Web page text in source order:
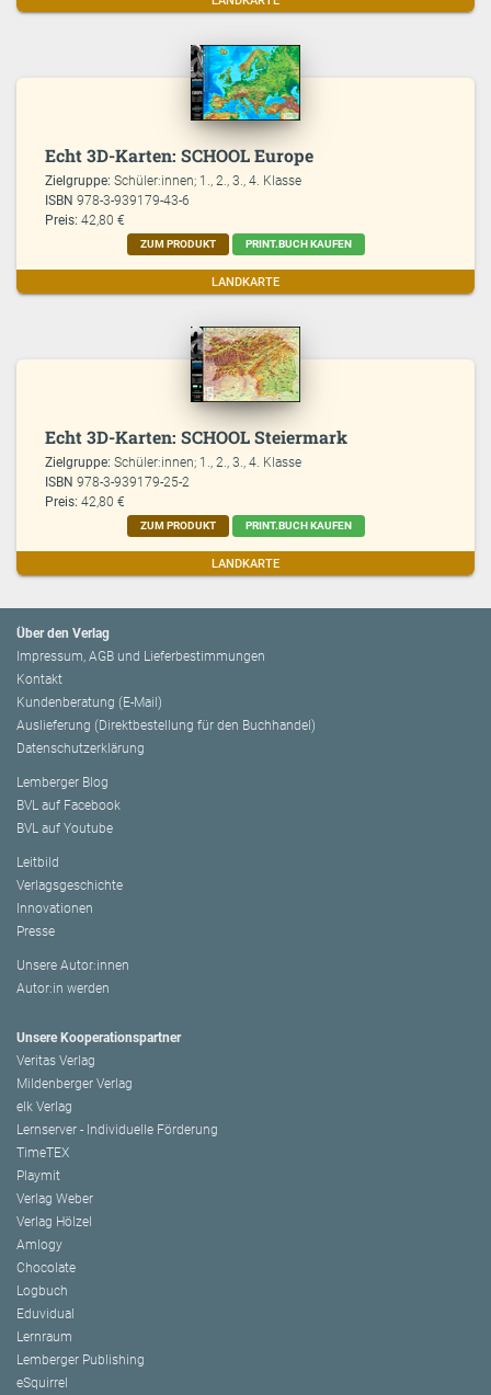
Echt 3D-Karten: SCHOOL Europe
Zielgruppe:Schüler:innen; 1., 2., 3., 4. Klasse
ISBN978-3-939179-43-6
Preis: 42,80 €
ZUM PRODUKT PRINT.BUCH KAUFEN
LANDKARTE
Echt 3D-Karten: SCHOOL Steiermark
Zielgruppe:Schüler:innen; 1., 2., 3., 4. Klasse
ISBN978-3-939179-25-2
Preis: 42,80 €
ZUM PRODUKT PRINT.BUCH KAUFEN
LANDKARTE
Über den Verlag
Impressum, AGB und Lieferbestimmungen
Kontakt
Kundenberatung (E-Mail)
Auslieferung (Direktbestellung für den Buchhandel)
Datenschutzerklärung
Lemberger Blog
BVL auf Facebook
BVL auf Youtube
Leitbild
Verlagsgeschichte
Innovationen
Presse
Unsere Autor:innen
Autor:in werden
Unsere Kooperationspartner
Veritas Verlag
Mildenberger Verlag
elk Verlag
Lernserver - Individuelle Förderung
TimeTEX
Playmit
Verlag Weber
Verlag Hölzel
Amlogy
Chocolate
Logbuch
Eduvidual
Lernraum
Lemberger Publishing
eSquirrel